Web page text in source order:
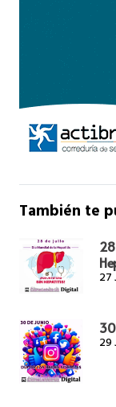
También te
27
29